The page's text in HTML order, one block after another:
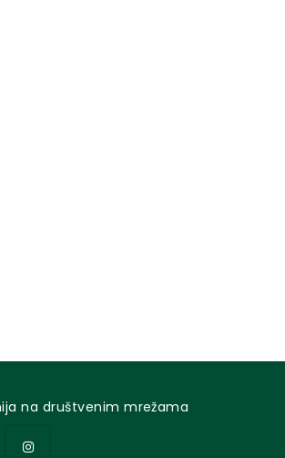
na društvenim mrežama